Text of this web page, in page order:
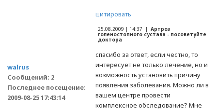
walrus
Сообщений: 2
Последнее посещение:
2009-08-25 17:43:14
цитировать
25.08.2009 | 14:37 | Артроз
голеностопного сустава - посоветуйте
доктора
спасибо за ответ, если честно, то
интересует не только лечение, но и
возможность установить причину
появления заболевания. Можно ли в
вашем центре провести
комплексное обследование? Мне